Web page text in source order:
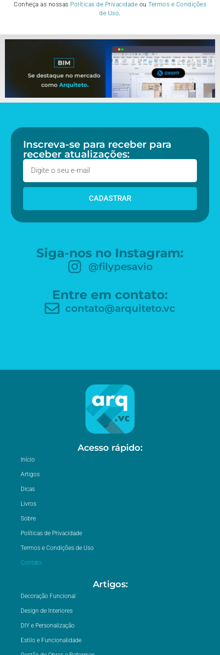
Conheça as nossas Políticas de Privacidade ou Termos e Condições
de Uso
Inscreva-se para receber para
receber atualizações:
CADASTRAR
Siga-nos no Instagram:
@filypesavio
Entre em contato:
contato@arquiteto.vc
Acesso rápido:
Início
Artigos
Dicas
Livros
Sobre
Políticas de Privacidade
Termos e Condições de Uso
Contato
Artigos:
Decoração Funcional
Design de Interiores
DIY e Personalização
Estilo e Funcionalidade